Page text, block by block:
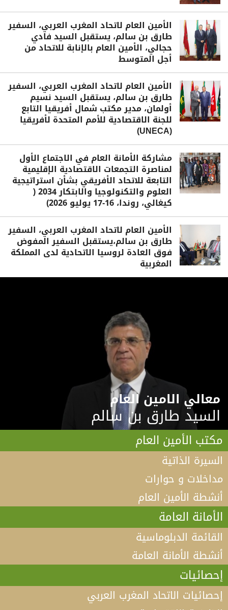
الأمين العام لاتحاد المغرب العربي، السفير
طارق بن سالم، يستقبل السيد فادي
حجالي، الأمين العام بالإنابة للاتحاد من
أجل المتوسط
الأمين العام لاتحاد المغرب العربي، السفير
طارق بن سالم، يستقبل السيد نسيم
أولمان، مدير مكتب شمال أفريقيا التابع
للجنة الاقتصادية للأمم المتحدة لأفريقيا
(UNECA)
مشاركة الأمانة العام في الاجتماع الأول
لمناصرة التجمعات الاقتصادية الإقليمية
التابعة للاتحاد الأفريقي بشأن استراتيجية
العلوم والتكنولوجيا والابتكار 2034 (
كيغالي، روندا، 16-17 يوليو 2026)
الأمين العام لاتحاد المغرب العربي، السفير
طارق بن سالم،يستقبل السفير المفوض
فوق العادة لروسيا الاتحادية لدى المملكة
المغربية
معالي الامين العام
السيد طارق بن سالم
مكتب الأمين العام
السيرة الذاتية
مداخلات و حوارات
أنشطة الأمين العام
الأمانة العامة
القائمة الدبلوماسية
أنشطة الأمانة العامة
إحصائيات
إحصائيات الاتحاد المغرب العربي